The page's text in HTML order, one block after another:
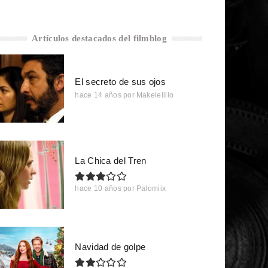
Artículos destacados del filmblog
El secreto de sus ojos
hace 14 años por Makelelillo
La Chica del Tren
hace 10 años por Palomiix
Navidad de golpe